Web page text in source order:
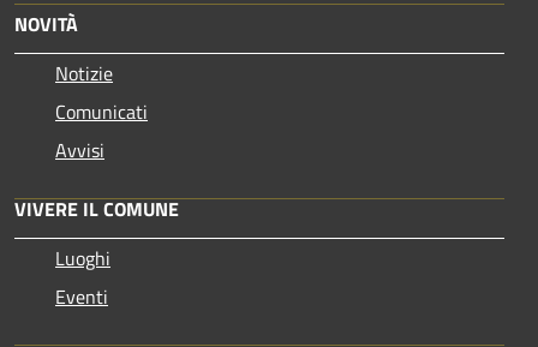
NOVITÀ
Notizie
Comunicati
Avvisi
VIVERE IL COMUNE
Luoghi
Eventi